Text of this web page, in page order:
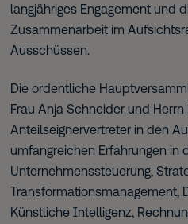
langjähriges Engagement und
Zusammenarbeit im
Ausschüssen.
Die ordentliche
Frau Anja Schneider und
Anteilseignervertreter in den
umfangreichen Erfahrungen in
Unternehmenssteuerung,
Transformationsmanagement,
Künstliche Intelligenz,